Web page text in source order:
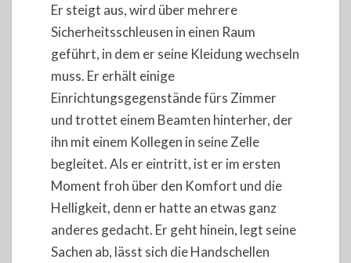
Er steigt aus, wird über mehrere
Sicherheitsschleusen in einen Raum
geführt, in dem er seine Kleidung wechseln
muss. Er erhält einige
Einrichtungsgegenstände fürs Zimmer
und trottet einem Beamten hinterher, der
ihn mit einem Kollegen in seine Zelle
begleitet. Als er eintritt, ist er im ersten
Moment froh über den Komfort und die
Helligkeit, denn er hatte an etwas ganz
anderes gedacht. Er geht hinein, legt seine
Sachen ab, lässt sich die Handschellen